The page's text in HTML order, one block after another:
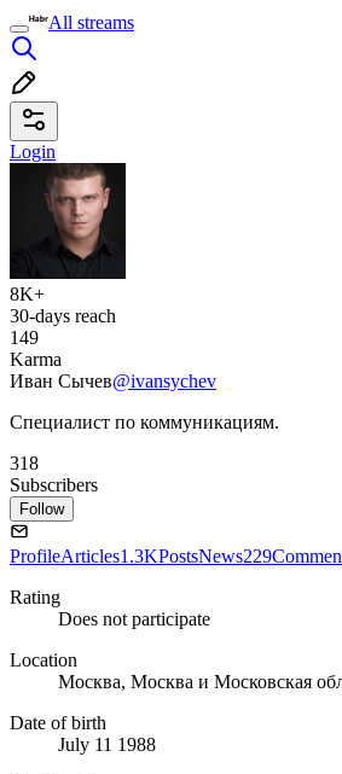
All streams
Login
8K+
30-days reach
149
Karma
Иван Сычев@ivansychev
Специалист по коммуникациям.
318
Subscribers
Follow
ProfileArticles1.3KPostsNews229
Rating
Does not participate
Location
Москва, Москва и Московская
Date of birth
July 11 1988